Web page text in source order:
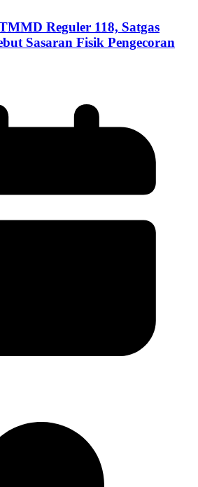
Reguler 118, Satgas
Sasaran Fisik Pengecoran